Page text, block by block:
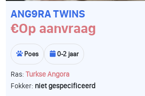
ANG9RA TWINS
€Op aanvraag
Poes 0-2 jaar
Ras: Turkse Angora
Fokker: niet gespecificeerd